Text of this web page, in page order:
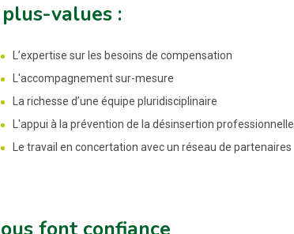
values :
L’expertise sur les besoins de compensation
L'accompagnement sur-mesure
La richesse d’une équipe pluridisciplinaire
L'appui à la prévention de la désinsertion professionnelle
Le travail en concertation avec un réseau de partenaires